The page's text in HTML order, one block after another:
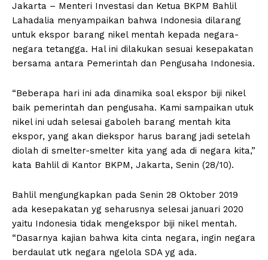
Jakarta – Menteri Investasi dan Ketua BKPM Bahlil
Lahadalia menyampaikan bahwa Indonesia dilarang
untuk ekspor barang nikel mentah kepada negara-
negara tetangga. Hal ini dilakukan sesuai kesepakatan
bersama antara Pemerintah dan Pengusaha Indonesia.
“Beberapa hari ini ada dinamika soal ekspor biji nikel
baik pemerintah dan pengusaha. Kami sampaikan utuk
nikel ini udah selesai gaboleh barang mentah kita
ekspor, yang akan diekspor harus barang jadi setelah
diolah di smelter-smelter kita yang ada di negara kita,”
kata Bahlil di Kantor BKPM, Jakarta, Senin (28/10).
Bahlil mengungkapkan pada Senin 28 Oktober 2019
ada kesepakatan yg seharusnya selesai januari 2020
yaitu Indonesia tidak mengekspor biji nikel mentah.
“Dasarnya kajian bahwa kita cinta negara, ingin negara
berdaulat utk negara ngelola SDA yg ada.